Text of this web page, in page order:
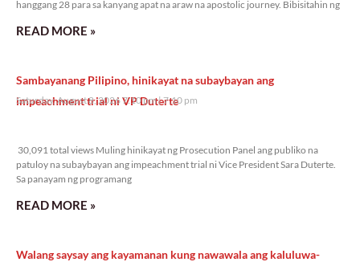
hanggang 28 para sa kanyang apat na araw na apostolic journey. Bibisitahin ng
READ MORE »
Sambayanang Pilipino, hinikayat na subaybayan ang
impeachment trial ni VP Duterte
Saturday, August 8, 2026 7:10 pm 7:10 pm
30,091 total views Muling hinikayat ng Prosecution Panel ang publiko na
patuloy na subaybayan ang impeachment trial ni Vice President Sara Duterte.
Sa panayam ng programang
READ MORE »
Walang saysay ang kayamanan kung nawawala ang kaluluwa-